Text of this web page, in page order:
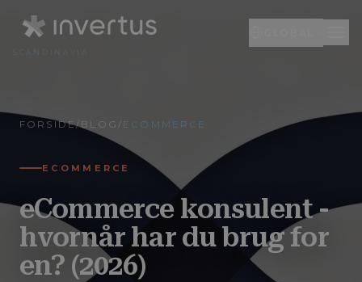
SCANDINAVIA
EN Engelsk
FORSIDE/BLOG / ECOMMERCE
ECOMMERCE
eCommerce konsulent -
hvornår har du brug for
en? (2026)